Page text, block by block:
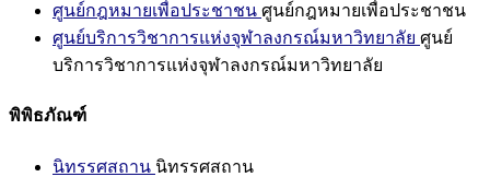
ศูนย์กฎหมายเพื่อประชาชน ศูนย์กฎหมายเพื่อประชาชน
ศูนย์บริการวิชาการแห่งจุฬาลงกรณ์มหาวิทยาลัย ศูนย์
บริการวิชาการแห่งจุฬาลงกรณ์มหาวิทยาลัย
พิพิธภัณฑ์
นิทรรศสถาน นิทรรศสถาน